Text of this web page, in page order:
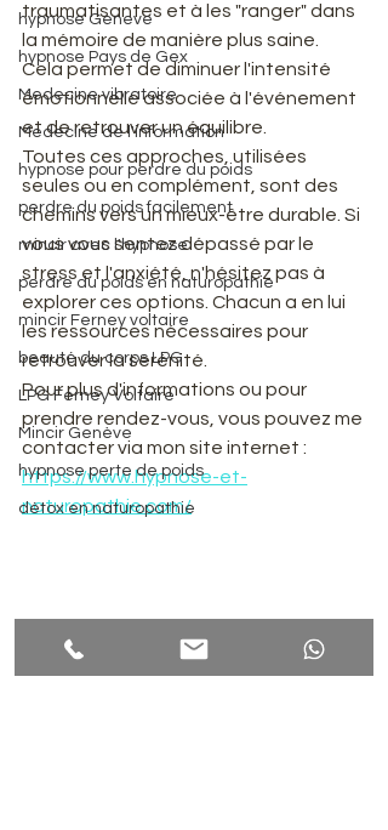
hypnose Geneve
hypnose Pays de Gex
Medecine vibratoire
Medecine de l'information
hypnose pour perdre du poids
perdre du poids facilement
mincir avec l'hypnose
perdre du poids en naturopathie
mincir Ferney voltaire
beauté du corps LPG
LPG Ferney Voltaire
Mincir Genève
hypnose perte de poids
détox en naturopathie
traumatisantes et à les "ranger" dans
la mémoire de manière plus saine.
Cela permet de diminuer l'intensité
émotionnelle associée à l'événement
et de retrouver un équilibre.
Toutes ces approches, utilisées
seules ou en complément, sont des
chemins vers un mieux-être durable. Si
vous vous sentez dépassé par le
stress et l'anxiété, n'hésitez pas à
explorer ces options. Chacun a en lui
les ressources nécessaires pour
retrouver la sérénité.
Pour plus d'informations ou pour
prendre rendez-vous, vous pouvez me
contacter via mon site internet :
https://www.hypnose-et-
naturopathie.com/